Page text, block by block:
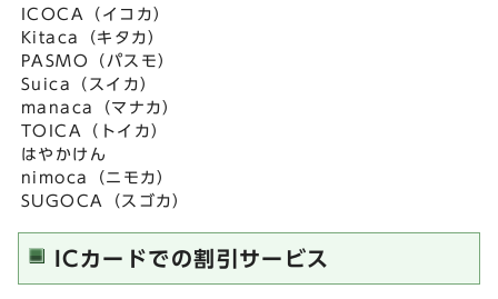
ICOCA（イコカ）
Kitaca（キタカ）
PASMO（パスモ）
Suica（スイカ）
manaca（マナカ）
TOICA（トイカ）
はやかけん
nimoca（ニモカ）
SUGOCA（スゴカ）
ICカードでの割引サービス